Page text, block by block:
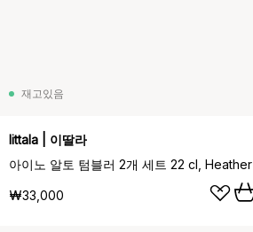
재고있음
Iittala | 이딸라
아이노 알토 텀블러 2개 세트 22 cl, Heather
₩33,000